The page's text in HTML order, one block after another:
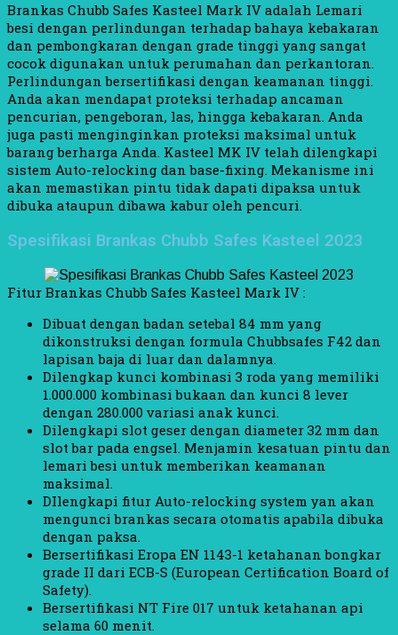
Brankas Chubb Safes Kasteel Mark IV adalah Lemari
besi dengan perlindungan terhadap bahaya kebakaran
dan pembongkaran dengan grade tinggi yang sangat
cocok digunakan untuk perumahan dan perkantoran.
Perlindungan bersertifikasi dengan keamanan tinggi.
Anda akan mendapat proteksi terhadap ancaman
pencurian, pengeboran, las, hingga kebakaran. Anda
juga pasti menginginkan proteksi maksimal untuk
barang berharga Anda. Kasteel MK IV telah dilengkapi
sistem Auto-relocking dan base-fixing. Mekanisme ini
akan memastikan pintu tidak dapati dipaksa untuk
dibuka ataupun dibawa kabur oleh pencuri.
Spesifikasi Brankas Chubb Safes Kasteel 2023
Fitur Brankas Chubb Safes Kasteel Mark IV :
Dibuat dengan badan setebal 84 mm yang
dikonstruksi dengan formula Chubbsafes F42 dan
lapisan baja di luar dan dalamnya.
Dilengkap kunci kombinasi 3 roda yang memiliki
1.000.000 kombinasi bukaan dan kunci 8 lever
dengan 280.000 variasi anak kunci.
Dilengkapi slot geser dengan diameter 32 mm dan
slot bar pada engsel. Menjamin kesatuan pintu dan
lemari besi untuk memberikan keamanan
maksimal.
DIlengkapi fitur Auto-relocking system yan akan
mengunci brankas secara otomatis apabila dibuka
dengan paksa.
Bersertifikasi Eropa EN 1143-1 ketahanan bongkar
grade II dari ECB-S (European Certification Board of
Safety).
Bersertifikasi NT Fire 017 untuk ketahanan api
selama 60 menit.